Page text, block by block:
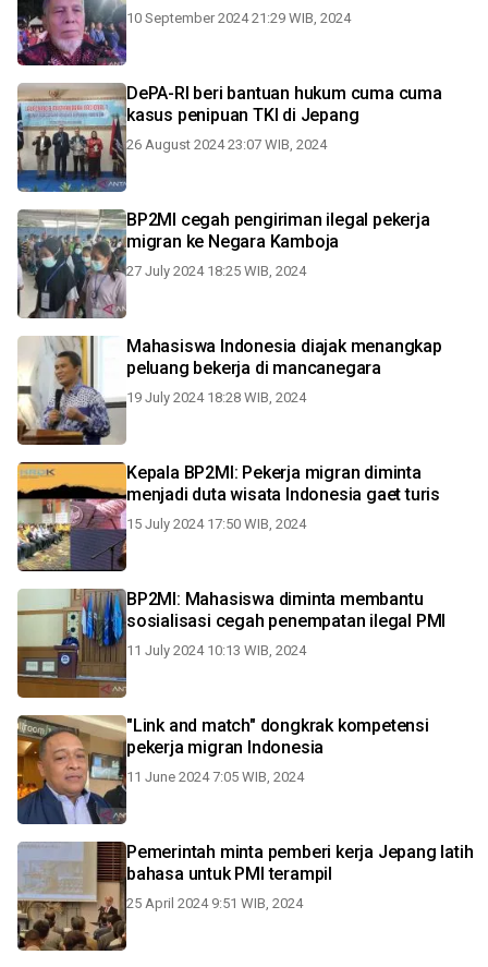
10 September 2024 21:29 WIB, 2024
DePA-RI beri bantuan hukum cuma cuma
kasus penipuan TKI di Jepang
26 August 2024 23:07 WIB, 2024
BP2MI cegah pengiriman ilegal pekerja
migran ke Negara Kamboja
27 July 2024 18:25 WIB, 2024
Mahasiswa Indonesia diajak menangkap
peluang bekerja di mancanegara
19 July 2024 18:28 WIB, 2024
Kepala BP2MI: Pekerja migran diminta
menjadi duta wisata Indonesia gaet turis
15 July 2024 17:50 WIB, 2024
BP2MI: Mahasiswa diminta membantu
sosialisasi cegah penempatan ilegal PMI
11 July 2024 10:13 WIB, 2024
"Link and match" dongkrak kompetensi
pekerja migran Indonesia
11 June 2024 7:05 WIB, 2024
Pemerintah minta pemberi kerja Jepang latih
bahasa untuk PMI terampil
25 April 2024 9:51 WIB, 2024